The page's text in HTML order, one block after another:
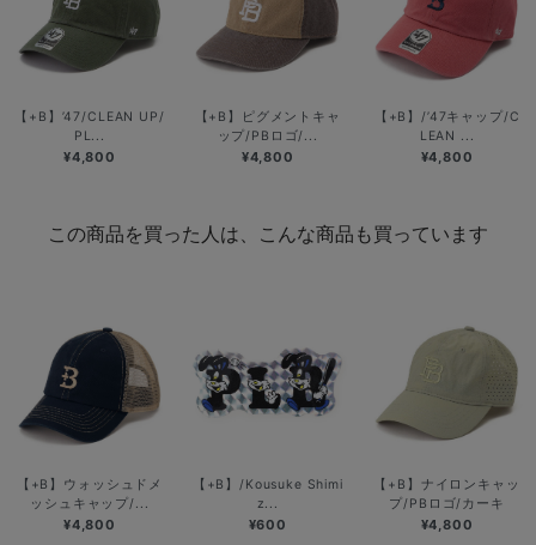
【+B】’47/CLEAN UP/
PL...
¥4,800
【+B】ピグメントキャ
ップ/PBロゴ/...
¥4,800
【+B】/’47キャップ/C
LEAN ...
¥4,800
この商品を買った人は、こんな商品も買っています
【+B】ウォッシュドメ
ッシュキャップ/...
¥4,800
【+B】/Kousuke Shimi
z...
¥600
【+B】ナイロンキャッ
プ/PBロゴ/カーキ
¥4,800